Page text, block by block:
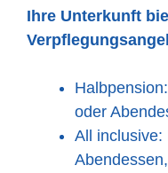
Ihre Unterkunft
oder
All inclusive: